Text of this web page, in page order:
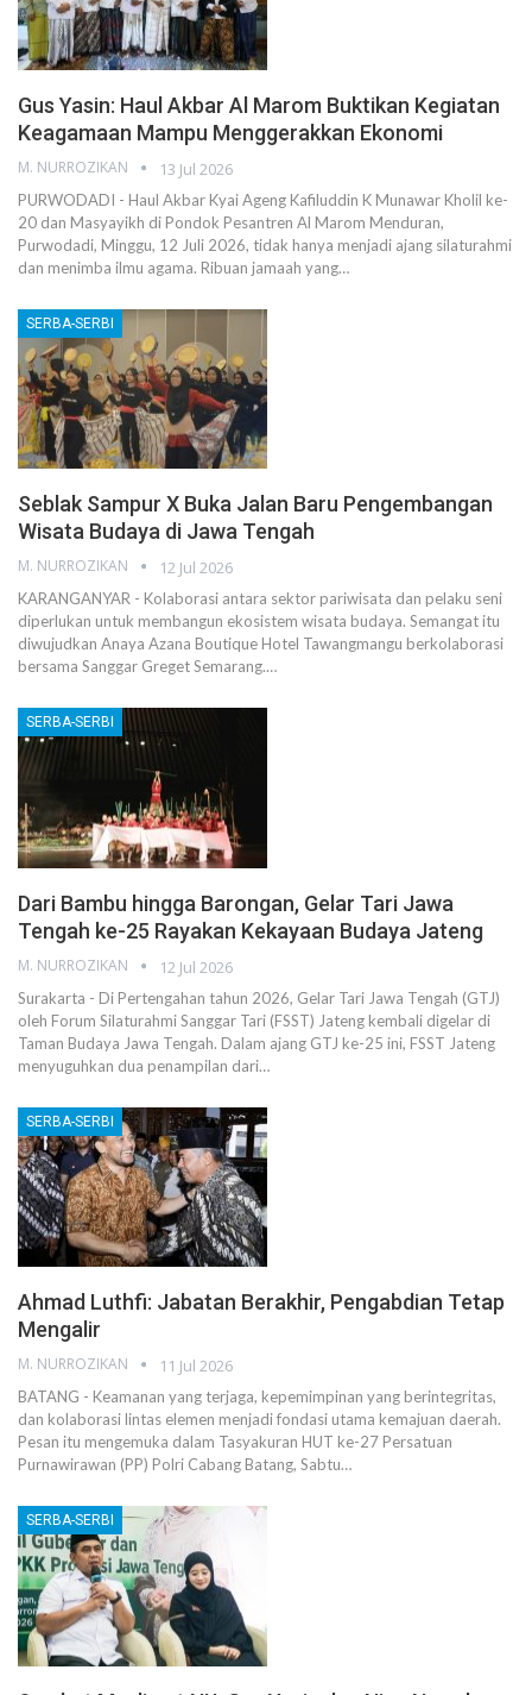
Gus Yasin: Haul Akbar Al Marom Buktikan Kegiatan
Keagamaan Mampu Menggerakkan Ekonomi
M. NURROZIKAN 13 Jul 2026
PURWODADI - Haul Akbar Kyai Ageng Kafiluddin K Munawar Kholil ke-
20 dan Masyayikh di Pondok Pesantren Al Marom Menduran,
Purwodadi, Minggu, 12 Juli 2026, tidak hanya menjadi ajang silaturahmi
dan menimba ilmu agama. Ribuan jamaah yang…
SERBA-SERBI
Seblak Sampur X Buka Jalan Baru Pengembangan
Wisata Budaya di Jawa Tengah
M. NURROZIKAN 12 Jul 2026
KARANGANYAR - Kolaborasi antara sektor pariwisata dan pelaku seni
diperlukan untuk membangun ekosistem wisata budaya. Semangat itu
diwujudkan Anaya Azana Boutique Hotel Tawangmangu berkolaborasi
bersama Sanggar Greget Semarang.…
SERBA-SERBI
Dari Bambu hingga Barongan, Gelar Tari Jawa
Tengah ke-25 Rayakan Kekayaan Budaya Jateng
M. NURROZIKAN 12 Jul 2026
Surakarta - Di Pertengahan tahun 2026, Gelar Tari Jawa Tengah (GTJ)
oleh Forum Silaturahmi Sanggar Tari (FSST) Jateng kembali digelar di
Taman Budaya Jawa Tengah. Dalam ajang GTJ ke-25 ini, FSST Jateng
menyuguhkan dua penampilan dari…
SERBA-SERBI
Ahmad Luthfi: Jabatan Berakhir, Pengabdian Tetap
Mengalir
M. NURROZIKAN 11 Jul 2026
BATANG - Keamanan yang terjaga, kepemimpinan yang berintegritas,
dan kolaborasi lintas elemen menjadi fondasi utama kemajuan daerah.
Pesan itu mengemuka dalam Tasyakuran HUT ke-27 Persatuan
Purnawirawan (PP) Polri Cabang Batang, Sabtu…
SERBA-SERBI